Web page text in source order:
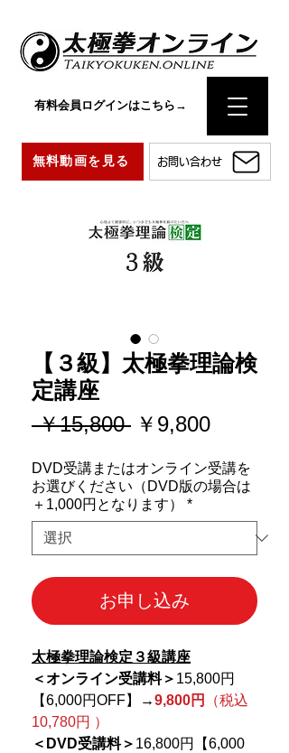
お問い合わせ
無料動画を見る
有料会員ログインはこちら→
【３級】太極拳理論検
定講座
￥15,800 通
価
格
￥9,800セ
ル
DVD受講またはオンライン受講を
お選びください（DVD版の場合は
＋1,000円となります）
*
お申し込み
太極拳理論検定３級講座
＜オンライン受講料＞ 15,800円
【6,000円OFF】
→9,800円
（税込
10,780円 ）
＜DVD受講料＞ 16,800円【6,000